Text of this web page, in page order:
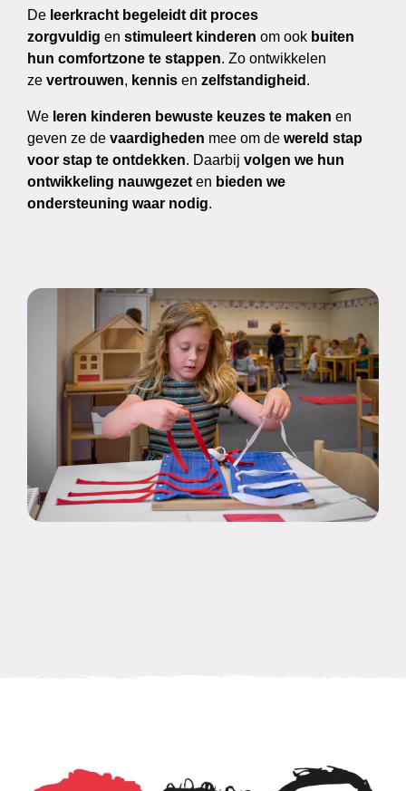
De leerkracht begeleidt dit proces
zorgvuldig en stimuleert kinderen om ook buiten
hun comfortzone te stappen. Zo ontwikkelen
ze vertrouwen, kennis en zelfstandigheid .
We leren kinderen bewuste keuzes te maken en
geven ze de vaardigheden mee om de wereld stap
voor stap te ontdekken. Daarbij volgen we hun
ontwikkeling nauwgezet en bieden we
ondersteuning waar nodig.